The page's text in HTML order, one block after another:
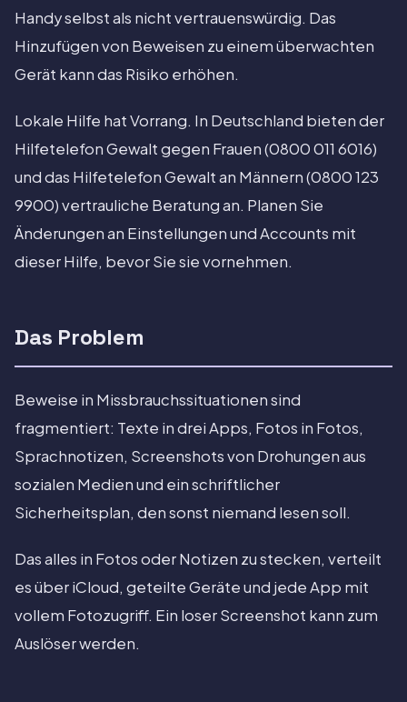
Handy selbst als nicht vertrauenswürdig. Das
Hinzufügen von Beweisen zu einem überwachten
Gerät kann das Risiko erhöhen.
Lokale Hilfe hat Vorrang. In Deutschland bieten der
Hilfetelefon Gewalt gegen Frauen (0800 011 6016)
und das Hilfetelefon Gewalt an Männern (0800 123
9900) vertrauliche Beratung an. Planen Sie
Änderungen an Einstellungen und Accounts mit
dieser Hilfe, bevor Sie sie vornehmen.
Das Problem
Beweise in Missbrauchssituationen sind
fragmentiert: Texte in drei Apps, Fotos in Fotos,
Sprachnotizen, Screenshots von Drohungen aus
sozialen Medien und ein schriftlicher
Sicherheitsplan, den sonst niemand lesen soll.
Das alles in Fotos oder Notizen zu stecken, verteilt
es über iCloud, geteilte Geräte und jede App mit
vollem Fotozugriff. Ein loser Screenshot kann zum
Auslöser werden.